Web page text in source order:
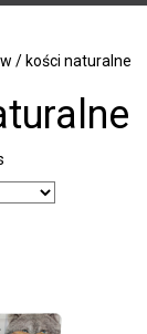
/ kości naturalne